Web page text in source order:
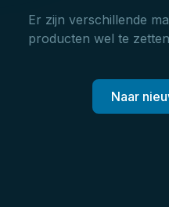
Er zijn verschillende
producten wel te
Naar